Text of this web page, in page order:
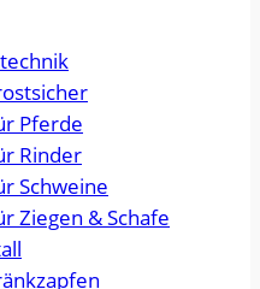
Pferde
Rinder
Schweine
Ziegen & Schafe